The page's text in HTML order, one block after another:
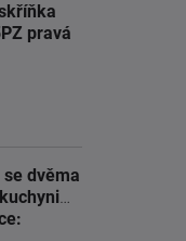
pravá
dvěma